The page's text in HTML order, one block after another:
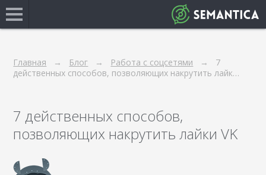
Главная Блог Работа с соцсетями
7
действенных способов, позволяющих накрутить лайк…
7 действенных способов,
позволяющих накрутить лайки VK